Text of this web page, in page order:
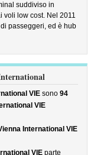
suddiviso in
voli low cost. Nel 2011
passeggeri, ed è hub
VIE sono94
VIE
International VIE
VIE parte